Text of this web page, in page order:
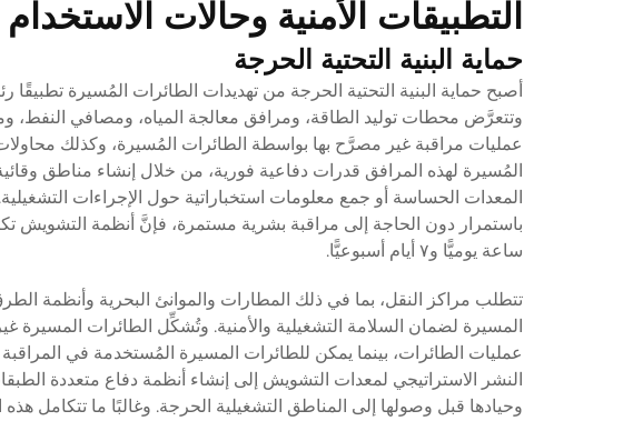
التطبيقات الأمنية وحالات الاستخدام
حماية البنية التحتية الحرجة
أصبح حماية البنية التحتية الحرجة من تهديدات الطائرات المُسيرة
وتتعرَّض محطات توليد الطاقة، ومرافق معالجة المياه، ومصافي النفط،
عمليات مراقبة غير مصرَّح بها بواسطة الطائرات المُسيرة، وكذلك
المُسيرة لهذه المرافق قدرات دفاعية فورية، من خلال إنشاء مناطق
المعدات الحساسة أو جمع معلومات استخباراتية حول الإجراءات
ساعة يوميًّا و٧ أيام أسبوعيًّا.
تتطلب مراكز النقل، بما في ذلك المطارات والموانئ البحرية وأنظمة
المسيرة لضمان السلامة التشغيلية والأمنية. وتُشكِّل الطائرات
عمليات الطائرات، بينما يمكن للطائرات المسيرة المُستخدمة في
النشر الاستراتيجي لمعدات التشويش إلى إنشاء أنظمة دفاع متعددة
وحيادها قبل وصولها إلى المناطق التشغيلية الحرجة. وغالبًا ما تتكامل